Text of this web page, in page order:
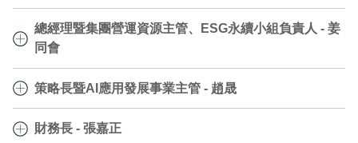
徐文麟
董事長暨執行長
業(股)公司副廠長、科電股份有限公司董事長。
藉多年精密製造與管理經驗，於1991年創立英濟
全方位的製造服務供應者。負責設定集團經營策
總經理暨集團營運資源主管、ESG永續小組負責人 -姜
同會
姜同會
總經理暨集團營運資源主管、ESG永續小組負責人
負責集團之環境永續、品質系統、集團供應鏈管理、資
訊及ERP系統整合、勞動條件與人權等人力資源相關管
策略長暨AI應用發展事業主管 - 趙晟
趙晟
策略長暨AI應用發展事業主管
財務長 -張嘉正